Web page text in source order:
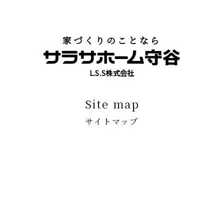
家づくりのことなら
L.S.S株式会社
site map
サイトマップ